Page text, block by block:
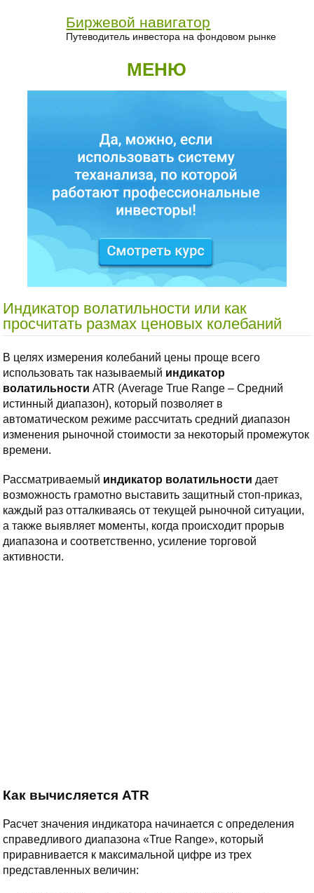
Биржевой навигатор
Путеводитель инвестора на фондовом рынке
МЕНЮ
Индикатор волатильности или как
просчитать размах ценовых колебаний
В целях измерения колебаний цены проще всего
использовать так называемый индикатор
волатильности ATR (Average True Range – Средний
истинный диапазон), который позволяет в
автоматическом режиме рассчитать средний диапазон
изменения рыночной стоимости за некоторый промежуток
времени.
Рассматриваемый индикатор волатильности дает
возможность грамотно выставить защитный стоп-приказ,
каждый раз отталкиваясь от текущей рыночной ситуации,
а также выявляет моменты, когда происходит прорыв
диапазона и соответственно, усиление торговой
активности.
Как вычисляется ATR
Расчет значения индикатора начинается с определения
справедливого диапазона «True Range», который
приравнивается к максимальной цифре из трех
представленных величин: